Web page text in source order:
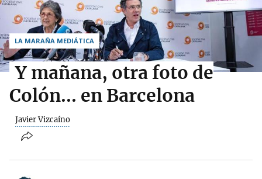
LA MARAÑA MEDIÁTICA
Y mañana, otra foto de
Colón... en Barcelona
Javier Vizcaíno